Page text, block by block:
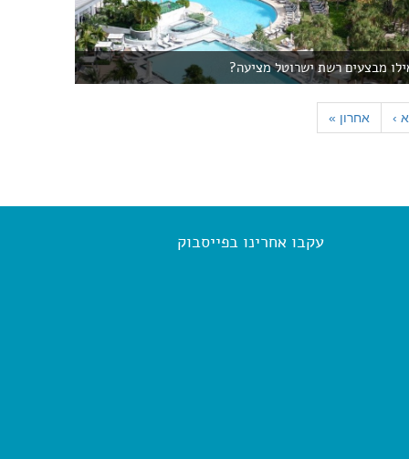
מבצעים רשת ישרוטל מציעה?
› אחרון »
עקבו אחרינו בפייסבוק